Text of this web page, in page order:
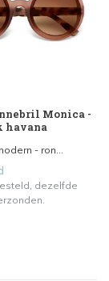
Monica -
havana
- ron...
dezelfde